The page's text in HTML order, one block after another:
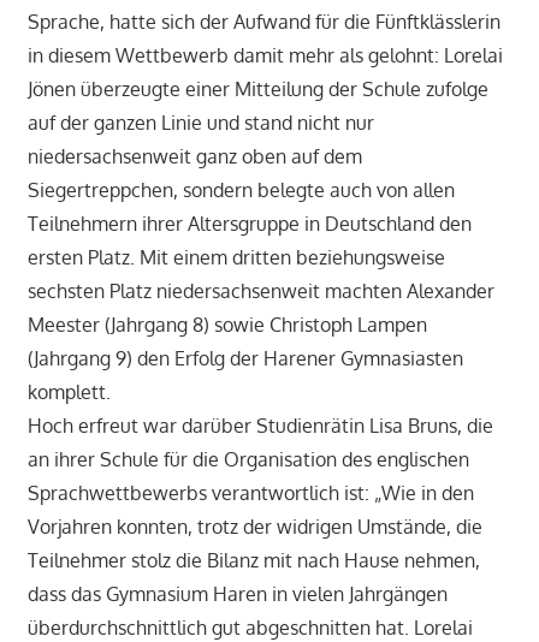
Sprache, hatte sich der Aufwand für die Fünftklässlerin
in diesem Wettbewerb damit mehr als gelohnt: Lorelai
Jönen überzeugte einer Mitteilung der Schule zufolge
auf der ganzen Linie und stand nicht nur
niedersachsenweit ganz oben auf dem
Siegertreppchen, sondern belegte auch von allen
Teilnehmern ihrer Altersgruppe in Deutschland den
ersten Platz. Mit einem dritten beziehungsweise
sechsten Platz niedersachsenweit machten Alexander
Meester (Jahrgang 8) sowie Christoph Lampen
(Jahrgang 9) den Erfolg der Harener Gymnasiasten
komplett.
Hoch erfreut war darüber Studienrätin Lisa Bruns, die
an ihrer Schule für die Organisation des englischen
Sprachwettbewerbs verantwortlich ist: „Wie in den
Vorjahren konnten, trotz der widrigen Umstände, die
Teilnehmer stolz die Bilanz mit nach Hause nehmen,
dass das Gymnasium Haren in vielen Jahrgängen
überdurchschnittlich gut abgeschnitten hat. Lorelai